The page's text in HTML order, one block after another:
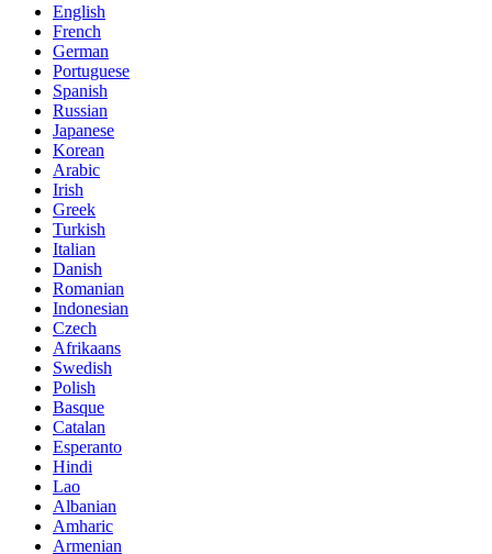
English
French
German
Portuguese
Spanish
Russian
Japanese
Korean
Arabic
Irish
Greek
Turkish
Italian
Danish
Romanian
Indonesian
Czech
Afrikaans
Swedish
Polish
Basque
Catalan
Esperanto
Hindi
Lao
Albanian
Amharic
Armenian